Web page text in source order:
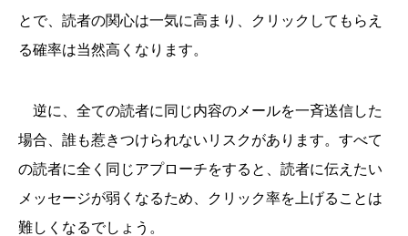
とで、読者の関心は一気に高まり、クリックしてもらえ
る確率は当然高くなります。
逆に、全ての読者に同じ内容のメールを一斉送信した
場合、誰も惹きつけられないリスクがあります。すべて
の読者に全く同じアプローチをすると、読者に伝えたい
メッセージが弱くなるため、クリック率を上げることは
難しくなるでしょう。